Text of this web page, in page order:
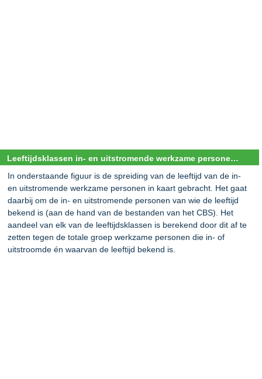
Leeftijdsklassen in- en uitstromende werkzame personen op de chemie arbeidsmarkt
In onderstaande figuur is de spreiding van de leeftijd van de in-
en uitstromende werkzame personen in kaart gebracht. Het gaat
daarbij om de in- en uitstromende personen van wie de leeftijd
bekend is (aan de hand van de bestanden van het CBS). Het
aandeel van elk van de leeftijdsklassen is berekend door dit af te
zetten tegen de totale groep werkzame personen die in- of
uitstroomde én waarvan de leeftijd bekend is.